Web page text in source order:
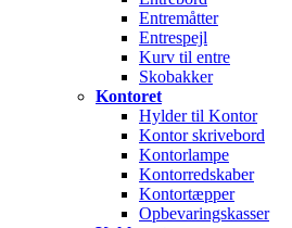
Entremåtter
Entrespejl
Kurv til entre
Skobakker
Kontoret
Hylder til Kontor
Kontor skrivebord
Kontorlampe
Kontorredskaber
Kontortæpper
Opbevaringskasser